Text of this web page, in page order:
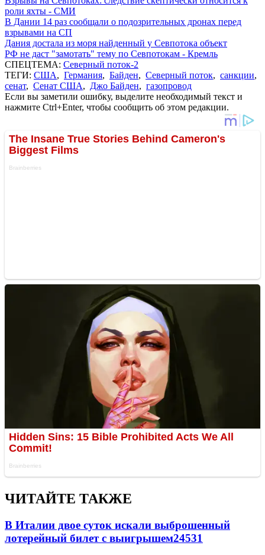
роли яхты - СМИ
В Дании 14 раз сообщали о подозрительных дронах перед
взрывами на СП
Дания достала из моря найденный у Севпотока объект
РФ не даст "замотать" тему по Севпотокам - Кремль
СПЕЦТЕМА: Северный поток-2
ТЕГИ: США, Германия, Байден, Северный поток, санкции,
сенат, Сенат США, Джо Байден, газопровод
Если вы заметили ошибку, выделите необходимый текст и
нажмите Ctrl+Enter, чтобы сообщить об этом редакции.
ЧИТАЙТЕ ТАКЖЕ
В Италии двое суток искали выброшенный
лотерейный билет с выигрышем24531